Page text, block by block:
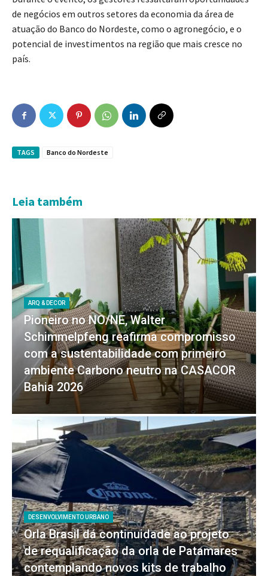
de negócios em outros setores da economia da área de
atuação do Banco do Nordeste, como o agronegócio, e o
potencial de investimentos na região que mais cresce no
país.
TAGS Banco do Nordeste
Leia também
ARQ & DECOR
Pioneiro no NO/NE, Walter
Schimmelpfeng reafirma compromisso
com a sustentabilidade com primeiro
ambiente Carbono neutro na CASACOR
Bahia 2026
DESENVOLVIMENTO URBANO
Orla Brasil dá continuidade ao projeto
de requalificação da orla de Patamares
contemplando novos kits de trabalho